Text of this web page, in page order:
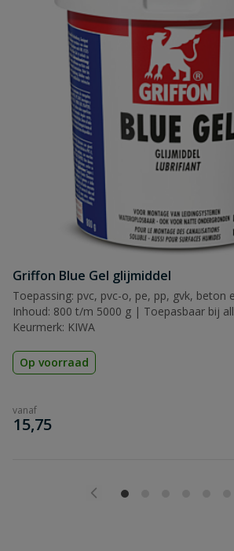
Griffon Blue Gel glijmiddel
Toepassing: pvc, pvc-o, pe, pp, gvk, beton
Inhoud: 800 t/m 5000 g | Toepasbaar bij
Keurmerk: KIWA
Op voorraad
vanaf
€
15,75